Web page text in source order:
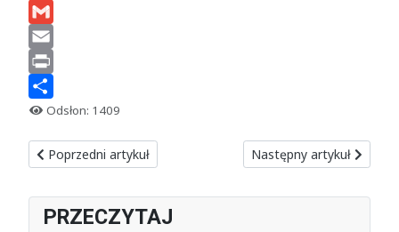
X
Gmail
Email
Print
Share
Odsłon: 1409
Poprzedni artykuł: III Ogólnopolski Konkurs Wokalny im.
Poprzedni artykuł Następny artykuł:
Następny artykuł
PRZECZYTAJ